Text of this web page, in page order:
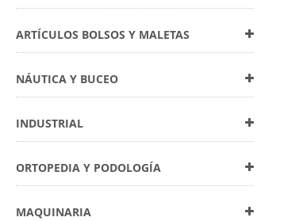
ARTÍCULOS BOLSOS Y MALETAS
NÁUTICA Y BUCEO
INDUSTRIAL
ORTOPEDIA Y PODOLOGÍA
MAQUINARIA